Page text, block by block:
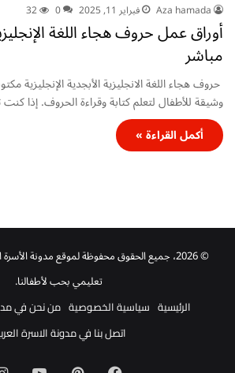
Aza hamada فبراير 11, 2025 0
32
مباشر
حروف هجاء اللغة الانجليزية الأبجدية الإنجليزية
وشيقة للأطفال لتعلم كتابة وقراءة الحروف. إذا
أكمل القراءة »
© 2026، جميع الحقوق محفوظة لموقع مدونة الأسرة العربية.
تعليمي بحب لأطفالنا.
الرئيسية سياسية الخصوصية من نحن في
اتصل بنا في مدونة الاسرة